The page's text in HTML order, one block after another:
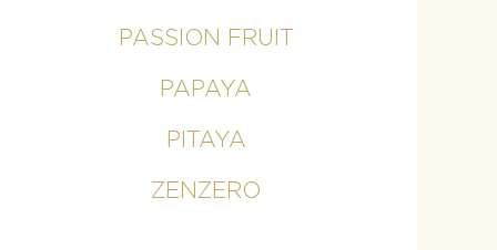
PASSION FRUIT
PAPAYA
PITAYA
ZENZERO